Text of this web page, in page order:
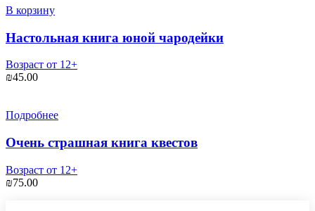
В корзину
Настольная книга юной чародейки
Возраст от 12+
₪45.00
Подробнее
Очень страшная книга квестов
Возраст от 12+
₪75.00